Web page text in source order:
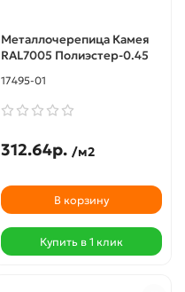
Металлочерепица Камея
RAL7005 Полиэстер-0.45
17495-01
312.64р. /м2
В корзину
Купить в 1 клик